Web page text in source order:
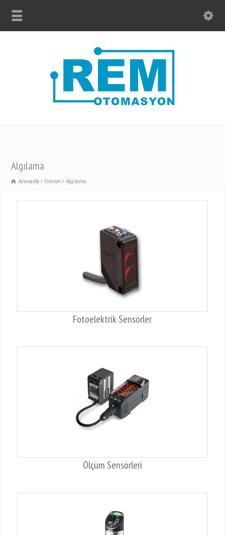
Algılama
Anasayfa Omron Algılama
Fotoelektrik Sensörler
Ölçüm Sensörleri